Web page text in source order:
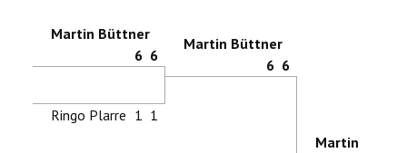
Martin Büttner
6
6
Ringo Plarre 1
1
Martin Büttner
6
6
Martin